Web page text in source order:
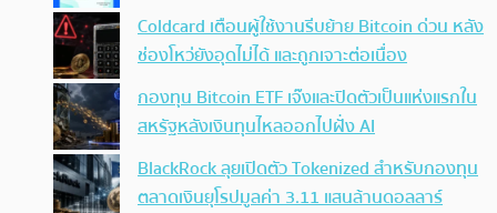
Coldcard เตือนผู้ใช้งานรีบย้าย Bitcoin ด่วน หลัง
ช่องโหว่ยังอุดไม่ได้ และถูกเจาะต่อเนื่อง
กองทุน Bitcoin ETF เจ๊งและปิดตัวเป็นแห่งแรกใน
สหรัฐหลังเงินทุนไหลออกไปฝั่ง AI
BlackRock ลุยเปิดตัว Tokenized สำหรับกองทุน
ตลาดเงินยุโรปมูลค่า 3.11 แสนล้านดอลลาร์